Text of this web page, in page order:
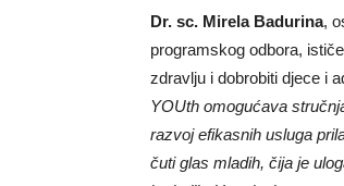
Dr. sc. Mirela Badurina,
programskog odbora,
zdravlju i dobrobiti djece i
YOUth omogućava
razvoj efikasnih usluga
čuti glas mladih, čija je